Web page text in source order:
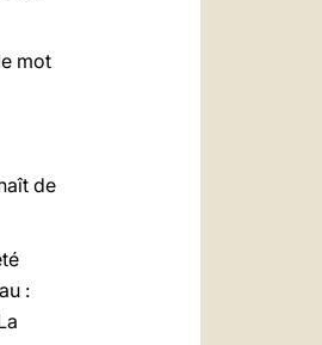
mot
de
: